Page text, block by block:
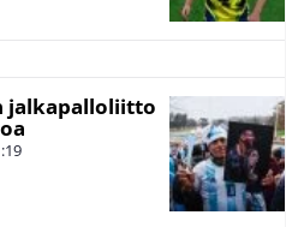
jalkapalloliitto